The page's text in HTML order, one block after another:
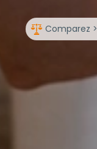
Comparez >